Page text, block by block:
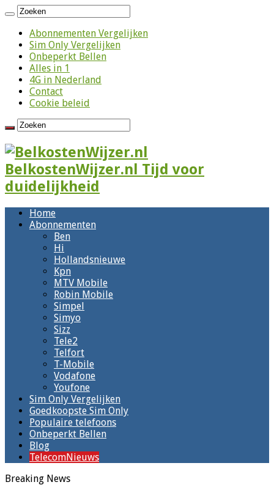
Abonnementen Vergelijken
Sim Only Vergelijken
Onbeperkt Bellen
Alles in 1
4G in Nederland
Contact
Cookie beleid
BelkostenWijzer.nl Tijd voor
duidelijkheid
Home
Abonnementen
Ben
Hi
Hollandsnieuwe
Kpn
MTV Mobile
Robin Mobile
Simpel
Simyo
Sizz
Tele2
Telfort
T-Mobile
Vodafone
Youfone
Sim Only Vergelijken
Goedkoopste Sim Only
Populaire telefoons
Onbeperkt Bellen
Blog
TelecomNieuws
Breaking News